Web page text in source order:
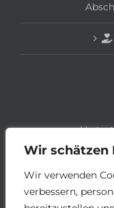
Wir schätzen
Wir verwenden
verbessern,